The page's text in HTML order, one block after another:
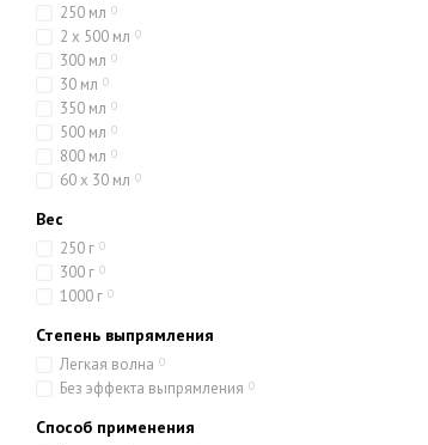
250 мл 0
2 x 500 мл 0
300 мл 0
30 мл 0
350 мл 0
500 мл 0
800 мл 0
60 x 30 мл 0
Вес
250 г 0
300 г 0
1000 г 0
Степень выпрямления
Легкая волна 0
Без эффекта выпрямления 0
Способ применения